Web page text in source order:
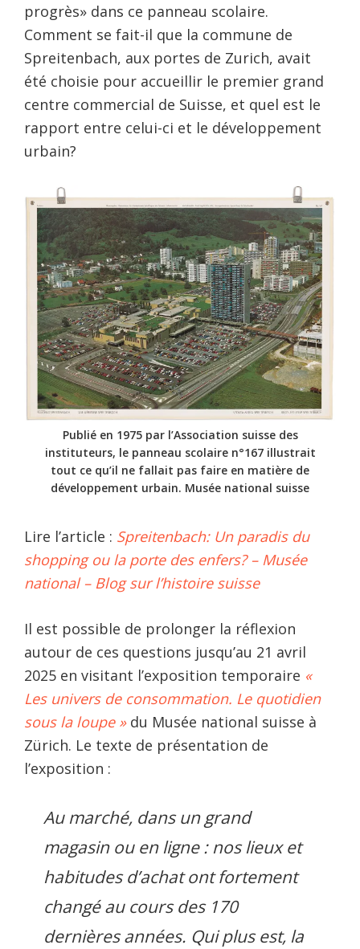
progrès» dans ce panneau scolaire.
Comment se fait-il que la commune de
Spreitenbach, aux portes de Zurich, avait
été choisie pour accueillir le premier grand
centre commercial de Suisse, et quel est le
rapport entre celui-ci et le développement
urbain?
Publié en 1975 par l’Association suisse des
instituteurs, le panneau scolaire n°167 illustrait
tout ce qu’il ne fallait pas faire en matière de
développement urbain. Musée national suisse
Lire l’article : Spreitenbach: Un paradis du
shopping ou la porte des enfers? – Musée
national – Blog sur l’histoire suisse
Il est possible de prolonger la réflexion
autour de ces questions jusqu’au 21 avril
2025 en visitant l’exposition temporaire «
Les univers de consommation. Le quotidien
sous la loupe »du Musée national suisse à
Zürich. Le texte de présentation de
l’exposition :
Au marché, dans un grand
magasin ou en ligne : nos lieux et
habitudes d’achat ont fortement
changé au cours des 170
dernières années. Qui plus est, la